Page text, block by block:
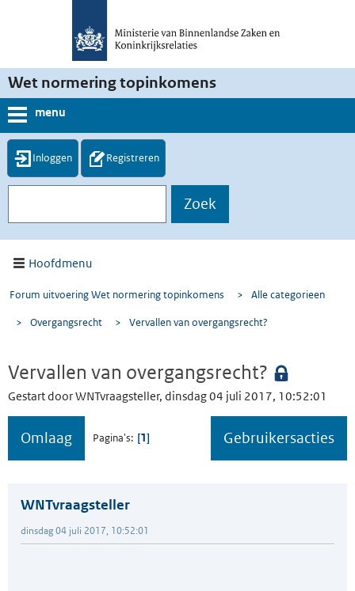
Wet normering topinkomens
menu
Inloggen Registreren
Hoofdmenu
Forum uitvoering Wet normering topinkomens > Alle categorieen
> Overgangsrecht > Vervallen van overgangsrecht?
Vervallen van overgangsrecht?
Gestart door WNTvraagsteller, dinsdag 04 juli 2017, 10:52:01
Omlaag Pagina's 1 Gebruikersacties
WNTvraagsteller
dinsdag 04 juli 2017, 10:52:01